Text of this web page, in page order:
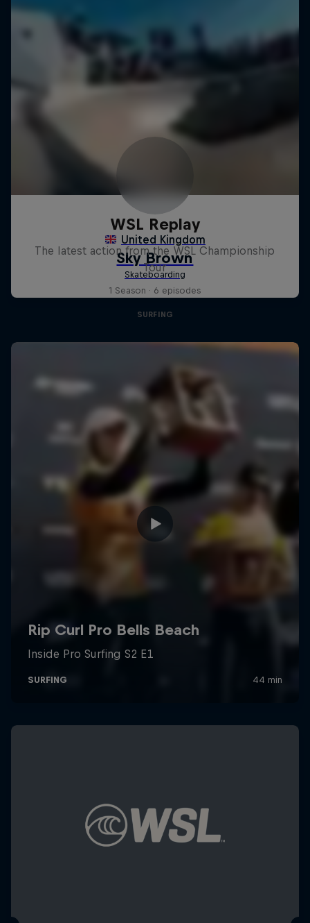
WSL Replay
The latest action from the WSL Championship
Tour
1 Season · 6 episodes
SURFING